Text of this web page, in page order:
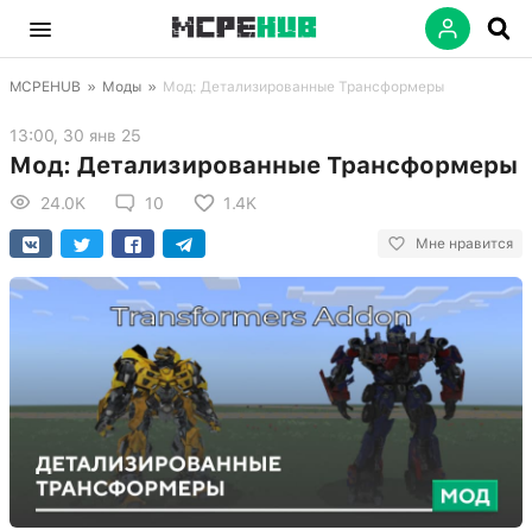
MCPEHUB » Моды » Мод: Детализированные Трансформеры
13:00, 30 янв 25
Мод: Детализированные Трансформеры
24.0K 10 1.4K
Мне нравится